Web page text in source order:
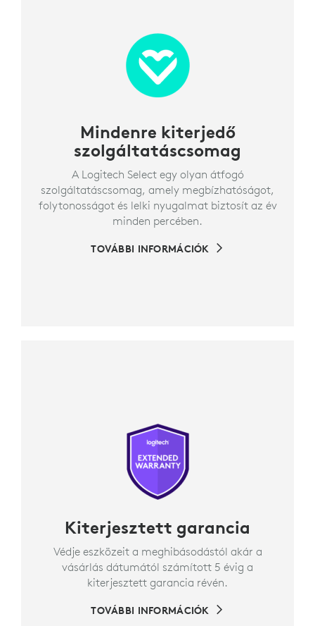
Mindenre kiterjedő
szolgáltatáscsomag
A Logitech Select egy olyan átfogó
szolgáltatáscsomag, amely megbízhatóságot,
folytonosságot és lelki nyugalmat biztosít az év
minden percében.
TOVÁBBI INFORMÁCIÓK
Kiterjesztett garancia
Védje eszközeit a meghibásodástól akár a
vásárlás dátumától számított 5 évig a
kiterjesztett garancia révén.
TOVÁBBI INFORMÁCIÓK